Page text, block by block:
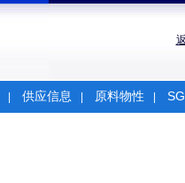
供应信息 原料物性